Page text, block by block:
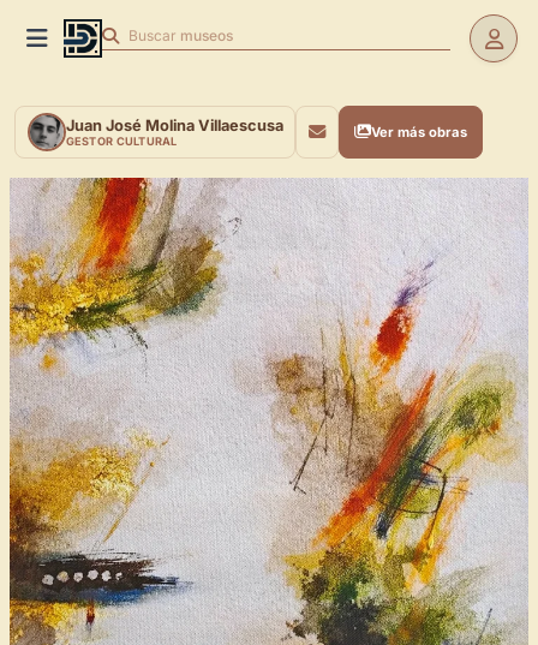
Buscar museos
Juan José Molina Villaescusa
GESTOR CULTURAL
Ver más obras